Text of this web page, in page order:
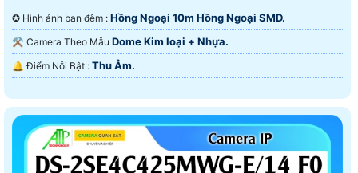
✪ Hình ảnh ban đêm : Hồng Ngoại 10m Hồng Ngoại SMD.
⚒ Camera Theo Mẫu Dome Kim loại + Nhựa.
️🔔 Điểm Nỗi Bật : Thu Âm.